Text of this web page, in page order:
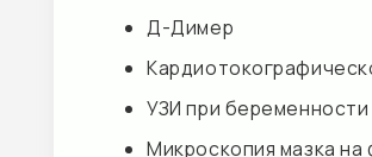
стоимость уточнять у
Записаться